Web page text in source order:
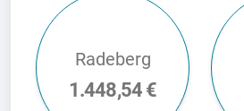
Radeberg
1.448,54 €